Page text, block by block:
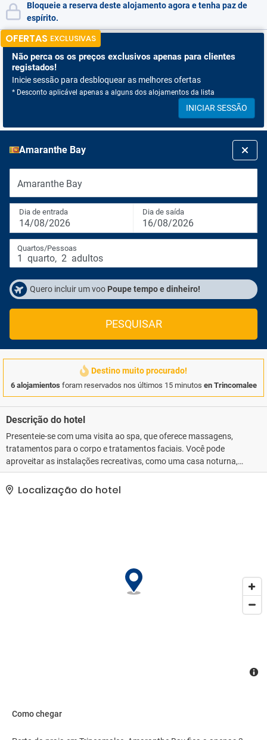
Bloqueie a reserva deste alojamento agora e tenha paz de
espírito.
OFERTAS EXCLUSIVAS
Não perca os os preços exclusivos apenas para clientes
registados!
Inicie sessão para desbloquear as melhores ofertas
* Desconto aplicável apenas a alguns dos alojamentos da lista
INICIAR SESSÃO
Amaranthe Bay
Amaranthe Bay
Dia de entrada
14/08/2026
Dia de saída
16/08/2026
Quartos/Pessoas
1 quarto, 2 adultos
Quero incluir um voo Poupe tempo e dinheiro!
PESQUISAR
Destino muito procurado!
6 alojamientos foram reservados nos últimos 15 minutos en Trincomalee
Descrição do hotel
Presenteie-se com uma visita ao spa, que oferece massagens,
tratamentos para o corpo e tratamentos faciais. Você pode
aproveitar as instalações recreativas, como uma casa noturna,
uma piscina externa e aluguel de bicicletas. Este resort também
oferece Wi-Fi de cortesia, serviços de concierge e serviço de babá
(sobretaxa).. As comodidades presentes incluem um business
Localização do hotel
Como chegar